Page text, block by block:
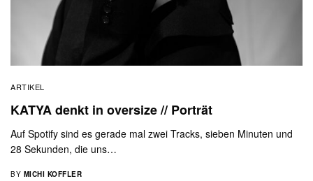
ARTIKEL
KATYA denkt in oversize // Porträt
Auf Spotify sind es gerade mal zwei Tracks, sieben Minuten und
28 Sekunden, die uns…
BY MICHI KOFFLER